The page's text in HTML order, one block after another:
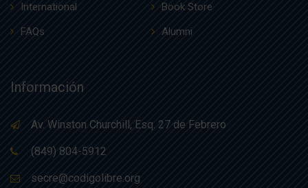
International
Book Store
FAQs
Alumni
Información
Av. Winston Churchill, Esq. 27 de Febrero
(849) 804-5912
secre@codigolibre.org